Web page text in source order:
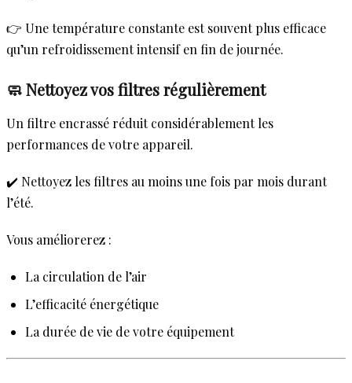
👉 Une température constante est souvent plus efficace
qu’un refroidissement intensif en fin de journée.
🧼 Nettoyez vos filtres régulièrement
Un filtre encrassé réduit considérablement les
performances de votre appareil.
✔️ Nettoyez les filtres au moins une fois par mois durant
l’été.
Vous améliorerez :
La circulation de l’air
L’efficacité énergétique
La durée de vie de votre équipement